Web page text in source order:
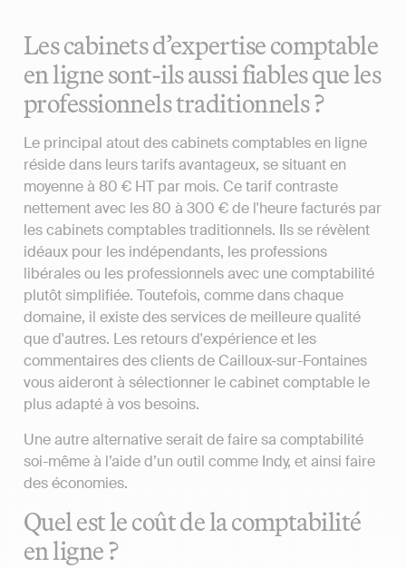
Les cabinets d’expertise comptable
en ligne sont-ils aussi fiables que les
professionnels traditionnels ?
Le principal atout des cabinets comptables en ligne
réside dans leurs tarifs avantageux, se situant en
moyenne à 80 € HT par mois. Ce tarif contraste
nettement avec les 80 à 300 € de l'heure facturés par
les cabinets comptables traditionnels. Ils se révèlent
idéaux pour les indépendants, les professions
libérales ou les professionnels avec une comptabilité
plutôt simplifiée. Toutefois, comme dans chaque
domaine, il existe des services de meilleure qualité
que d'autres. Les retours d'expérience et les
commentaires des clients de Cailloux-sur-Fontaines
vous aideront à sélectionner le cabinet comptable le
plus adapté à vos besoins.
Une autre alternative serait de faire sa comptabilité
soi-même à l’aide d’un outil comme Indy, et ainsi faire
des économies.
Quel est le coût de la comptabilité
en ligne ?